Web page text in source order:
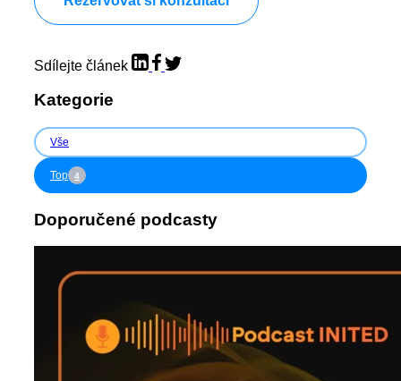
Sdílejte článek
Kategorie
Vše
Top 4
Doporučené podcasty